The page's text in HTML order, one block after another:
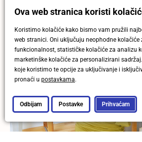
Ova web stranica koristi
Koristimo kolačiće kako bismo vam pružili
web stranici. Oni uključuju neophodne kolačiće
funkcionalnost, statističke kolačiće za analizu
marketinške kolačiće za personalizirani
koje koristimo te opcije za uključivanje i
pronaći u postavkama.
Prihvaćam
Odbijam Postavke